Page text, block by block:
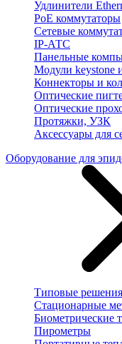
Удлинители
PoE коммутаторы
Сетевые
IP-АТС
Панельные
Модули keystone
Коннекторы и
Оптические
Оптические
Протяжки, УЗК
Аксессуары для
Оборудование для
Типовые
Стационарные
Биометрические
Пирометры